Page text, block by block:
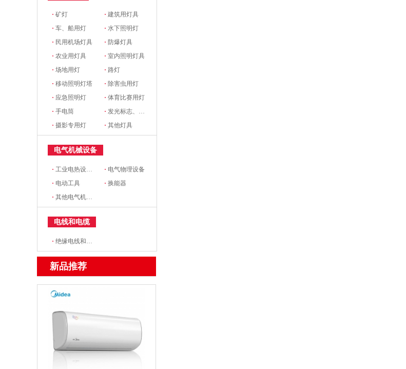
·矿灯 ·建筑用灯具
·车、船用灯 ·水下照明灯
· 民用机场灯具 · 防爆灯具
·农业用灯具 ·室内照明灯具
·场地用灯 · 路灯
·移动照明灯塔 · 除害虫用灯
· 应急照明灯 ·体育比赛用灯
·手电筒 ·发光标志、铭牌
·摄影专用灯 ·其他灯具
电气机械设备
·工业电热设备(电炉) · 电气物理设备
· 电动工具 ·换能器
·其他电气机械设备
电线和电缆
·绝缘电线和电缆
新品推荐